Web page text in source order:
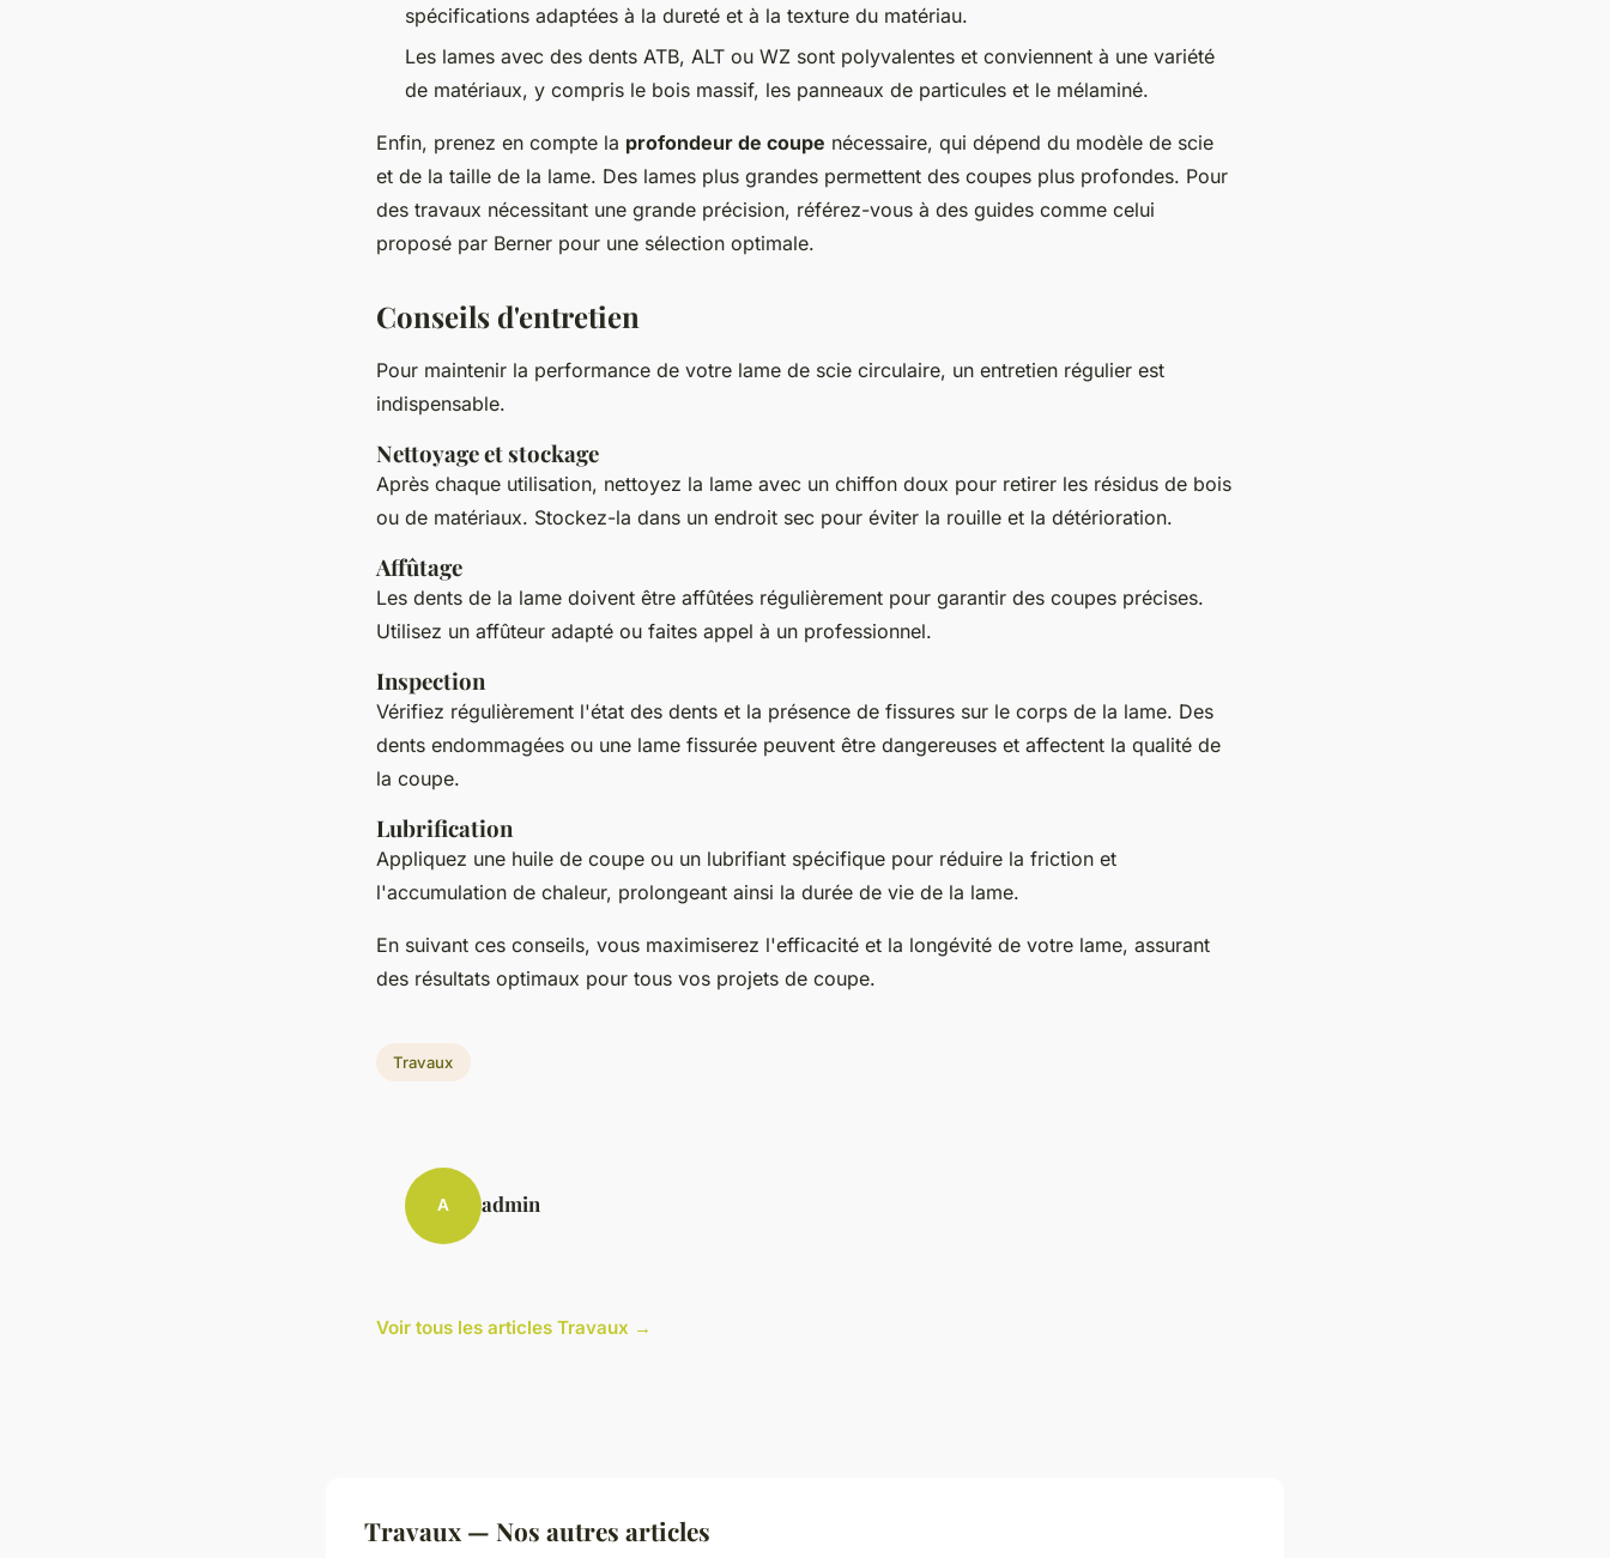
spécifications adaptées à la dureté et à la texture du matériau.
Les lames avec des dents ATB, ALT ou WZ sont polyvalentes et conviennent à une variété
de matériaux, y compris le bois massif, les panneaux de particules et le mélaminé.
Enfin, prenez en compte la profondeur de coupe nécessaire, qui dépend du modèle de scie
et de la taille de la lame. Des lames plus grandes permettent des coupes plus profondes. Pour
des travaux nécessitant une grande précision, référez-vous à des guides comme celui
proposé par Berner pour une sélection optimale.
Conseils d'entretien
Pour maintenir la performance de votre lame de scie circulaire, un entretien régulier est
indispensable.
Nettoyage et stockage
Après chaque utilisation, nettoyez la lame avec un chiffon doux pour retirer les résidus de bois
ou de matériaux. Stockez-la dans un endroit sec pour éviter la rouille et la détérioration.
Affûtage
Les dents de la lame doivent être affûtées régulièrement pour garantir des coupes précises.
Utilisez un affûteur adapté ou faites appel à un professionnel.
Inspection
Vérifiez régulièrement l'état des dents et la présence de fissures sur le corps de la lame. Des
dents endommagées ou une lame fissurée peuvent être dangereuses et affectent la qualité de
la coupe.
Lubrification
Appliquez une huile de coupe ou un lubrifiant spécifique pour réduire la friction et
l'accumulation de chaleur, prolongeant ainsi la durée de vie de la lame.
En suivant ces conseils, vous maximiserez l'efficacité et la longévité de votre lame, assurant
des résultats optimaux pour tous vos projets de coupe.
Travaux
A admin
Voir tous les articles Travaux →
Travaux — Nos autres articles